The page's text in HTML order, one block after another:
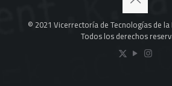
© 2021 Vicerrectoría de Tecnologías de
Todos los derechos